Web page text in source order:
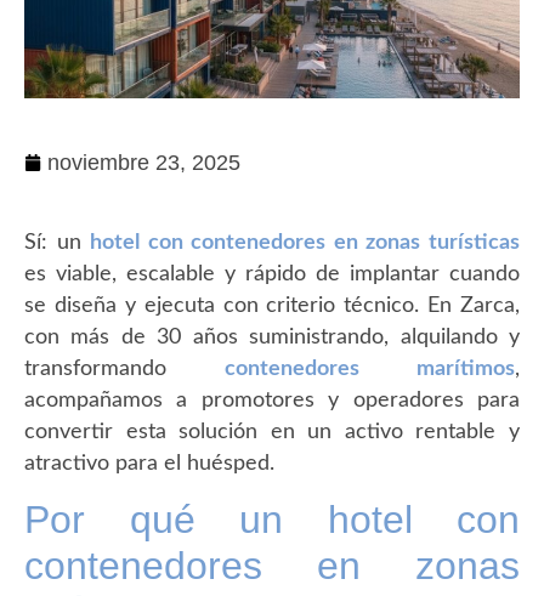
noviembre 23, 2025
Sí: un
hotel con contenedores en zonas turísticas
es viable, escalable y rápido de implantar cuando
se diseña y ejecuta con criterio técnico. En Zarca,
con más de 30 años suministrando, alquilando y
transformando contenedores marítimos,
acompañamos a promotores y operadores para
convertir esta solución en un activo rentable y
atractivo para el huésped.
Por qué un hotel con
contenedores en zonas